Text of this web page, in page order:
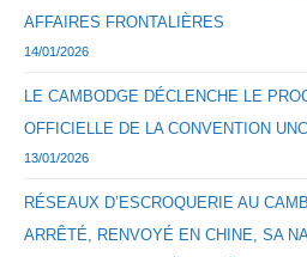
AFFAIRES FRONTALIÈRES
14/01/2026
LE CAMBODGE DÉCLENCHE LE
OFFICIELLE DE LA CONVENTION
13/01/2026
RÉSEAUX D’ESCROQUERIE AU
ARRÊTÉ, RENVOYÉ EN CHINE, SA